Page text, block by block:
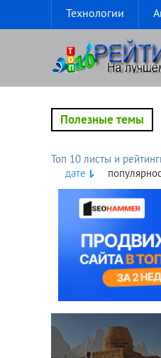
Технологии
Полезные темы
Топ 10 листы и
дате